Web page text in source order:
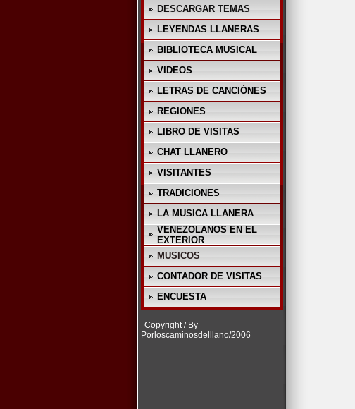
DESCARGAR TEMAS
LEYENDAS LLANERAS
BIBLIOTECA MUSICAL
VIDEOS
LETRAS DE CANCIÓNES
REGIONES
LIBRO DE VISITAS
CHAT LLANERO
VISITANTES
TRADICIONES
LA MUSICA LLANERA
VENEZOLANOS EN EL
EXTERIOR
MUSICOS
CONTADOR DE VISITAS
ENCUESTA
Copyright / By
Porloscaminosdelllano/2006